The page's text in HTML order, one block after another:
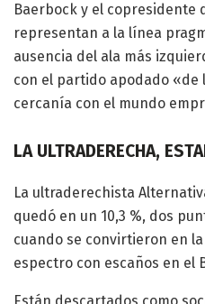
Baerbock y el copresidente
representan a la línea
ausencia del ala más
con el partido apodado «de
cercanía con el mundo
LA ULTRADERECHA,
La ultraderechista
quedó en un 10,3 %, dos
cuando se convirtieron en
espectro con escaños en el